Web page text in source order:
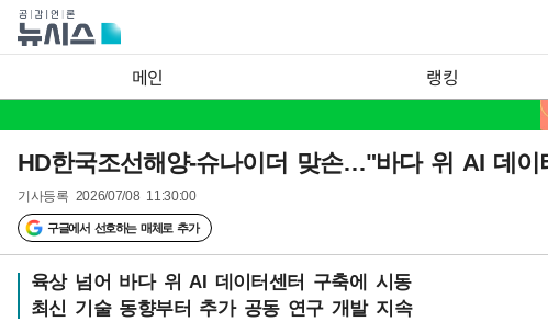
메인 랭킹
HD한국조선해양-슈나이더 맞손…"바다 위 AI 데
기사등록 2026/07/08 11:30:00
구글에서 선호하는 매체로 추가
육상 넘어 바다 위 AI 데이터센터 구축에 시동
최신 기술 동향부터 추가 공동 연구 개발 지속